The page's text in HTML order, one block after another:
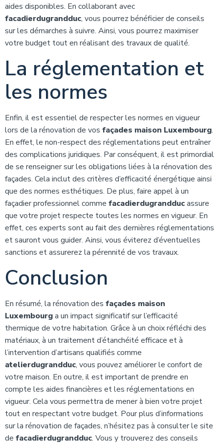
aides disponibles. En collaborant avec
facadierdugrandduc, vous pourrez bénéficier de conseils
sur les démarches à suivre. Ainsi, vous pourrez maximiser
votre budget tout en réalisant des travaux de qualité.
La réglementation et
les normes
Enfin, il est essentiel de respecter les normes en vigueur
lors de la rénovation de vos façades maison Luxembourg.
En effet, le non-respect des réglementations peut entraîner
des complications juridiques. Par conséquent, il est primordial
de se renseigner sur les obligations liées à la rénovation des
façades. Cela inclut des critères d’efficacité énergétique ainsi
que des normes esthétiques. De plus, faire appel à un
façadier professionnel comme facadierdugrandducassure
que votre projet respecte toutes les normes en vigueur. En
effet, ces experts sont au fait des dernières réglementations
et sauront vous guider. Ainsi, vous éviterez d’éventuelles
sanctions et assurerez la pérennité de vos travaux.
Conclusion
En résumé, la rénovation des façades maison
Luxembourga un impact significatif sur l’efficacité
thermique de votre habitation. Grâce à un choix réfléchi des
matériaux, à un traitement d’étanchéité efficace et à
l’intervention d’artisans qualifiés comme
atelierdugrandduc, vous pouvez améliorer le confort de
votre maison. En outre, il est important de prendre en
compte les aides financières et les réglementations en
vigueur. Cela vous permettra de mener à bien votre projet
tout en respectant votre budget. Pour plus d’informations
sur la rénovation de façades, n’hésitez pas à consulter le site
de facadierdugrandduc. Vous y trouverez des conseils